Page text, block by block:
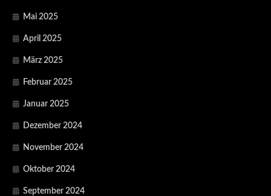
Mai 2025
April 2025
März 2025
Februar 2025
Januar 2025
Dezember 2024
November 2024
Oktober 2024
September 2024